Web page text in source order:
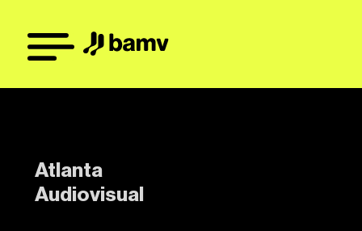
Atlanta
Audiovisual